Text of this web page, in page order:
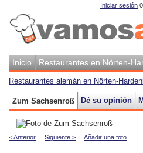
Iniciar sesión 0
Inicio Restaurantes en Nörten-
Restaurantes alemán en Nörten-
Zum Sachsenroß Dé su opinión
< Anterior | Siguiente > | Añadir una foto